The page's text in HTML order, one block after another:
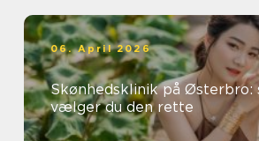
06. April 2026
Skønhedsklinik på Østerbro:
vælger du den rette